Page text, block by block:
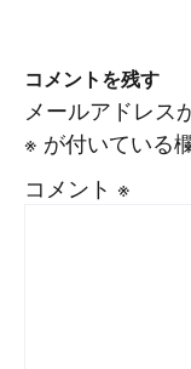
コメントを残す
メールアドレス
※ が付いている
コメント ※